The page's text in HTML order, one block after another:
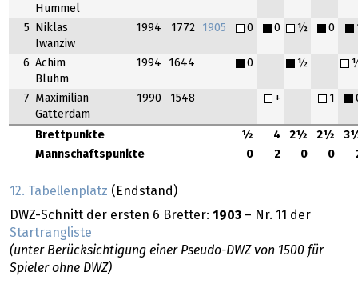
Brettpunkte ½ 4 2½ 2½
Mannschaftspunkte
0 2 0 0
Hummel
5
Niklas
Iwanziw
1994 1772 1905 0 0 ½ 0
6 Achim
Bluhm
1994 1644 0 ½
7
Maximilian
Gatterdam
1990 1548 + 1
12. Tabellenplatz (Endstand)
DWZ-Schnitt der ersten 6 Bretter: 1903 – Nr. 11 der
Startrangliste
(unter Berücksichtigung einer Pseudo-DWZ von 1500 für
Spieler ohne DWZ)